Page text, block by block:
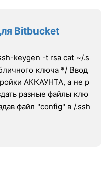
Bitbucket
keygen -t rsa cat ~/.s
ключа */ Ввод
АККАУНТА, а не р
разные файлы клю
файл "config" в /.ssh